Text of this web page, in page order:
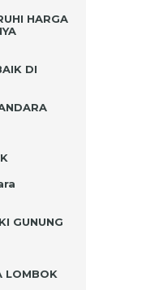
HARGA
DI
GUNUNG
LOMBOK